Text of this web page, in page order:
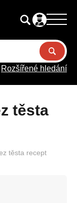
Rozšířené hledání
těsta recept